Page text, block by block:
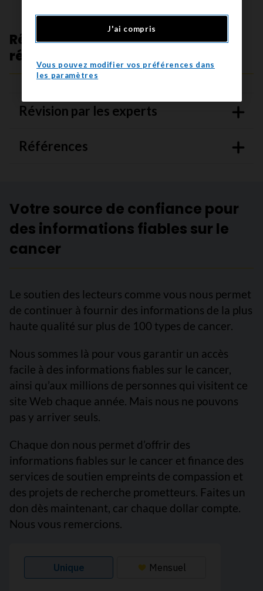
Révision par les experts et
références
Révision par les experts
Références
Votre source de confiance pour
des informations fiables sur le
cancer
Le soutien des lecteurs comme vous nous permet
de continuer à fournir des informations de la plus
haute qualité sur plus de 100 types de cancer.
Nous sommes là pour vous garantir un accès
facile à des informations fiables sur le cancer,
ainsi qu’aux millions de personnes qui visitent ce
site Web chaque année. Mais nous ne pouvons
pas y arriver seuls.
Chaque don nous permet d’offrir des
informations fiables sur le cancer et finance des
services de soutien empreints de compassion et
des projets de recherche prometteurs. Faites un
don dès maintenant, car chaque dollar compte.
Nous vous remercions.
J'ai compris
Vous pouvez modifier vos préférences dans
les paramètres